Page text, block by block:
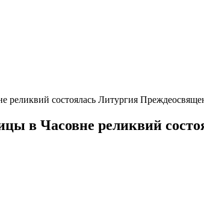
реликвий состоялась Литургия
в Часовне реликвий